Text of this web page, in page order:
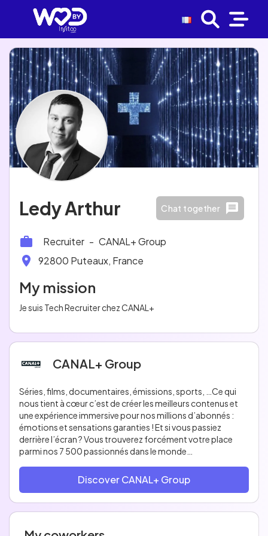
Ledy Arthur Chat together
Recruiter - CANAL+ Group
92800 Puteaux, France
My mission
Je suis Tech Recruiter chez CANAL+
CANAL+ Group
Séries, films, documentaires, émissions, sports, …Ce qui
nous tient à cœur c’est de créer les meilleurs contenus et
une expérience immersive pour nos millions d’abonnés :
émotions et sensations garanties ! Et si vous passiez
derrière l’écran ? Vous trouverez forcément votre place
parmi nos 7 500 passionnés dans le monde
Les équipes Tech CANAL+ ? + de 500 expertes et experts
qui dénichent les dernières technos pour rendre unique
plus d’agilité et d’innovation ! Ok ça fait 2 mots… 😉
Discover CANAL+ Group